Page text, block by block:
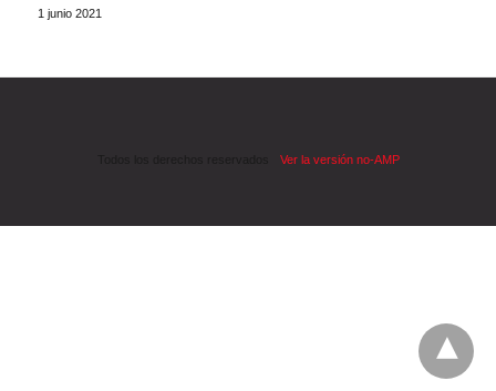
1 junio 2021
Ver la versión no-AMP